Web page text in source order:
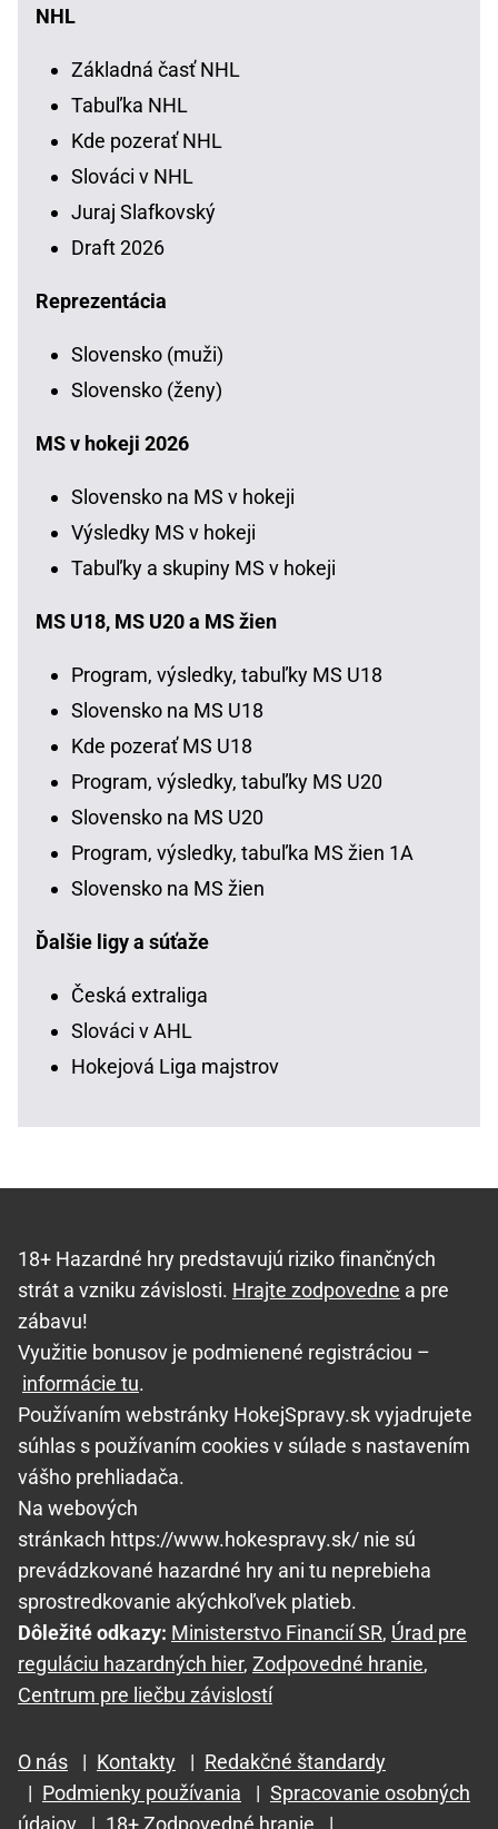
NHL
Základná časť NHL
Tabuľka NHL
Kde pozerať NHL
Slováci v NHL
Juraj Slafkovský
Draft 2026
Reprezentácia
Slovensko (muži)
Slovensko (ženy)
MS v hokeji 2026
Slovensko na MS v hokeji
Výsledky MS v hokeji
Tabuľky a skupiny MS v hokeji
MS U18, MS U20 a MS žien
Program, výsledky, tabuľky MS U18
Slovensko na MS U18
Kde pozerať MS U18
Program, výsledky, tabuľky MS U20
Slovensko na MS U20
Program, výsledky, tabuľka MS žien 1A
Slovensko na MS žien
Ďalšie ligy a súťaže
Česká extraliga
Slováci v AHL
Hokejová Liga majstrov
18+ Hazardné hry predstavujú riziko finančných
strát a vzniku závislosti. Hrajte zodpovedne a pre
zábavu!
Využitie bonusov je podmienené registráciou –
informácie tu.
Používaním webstránky HokejSpravy.sk vyjadrujete
súhlas s používaním cookies v súlade s nastavením
vášho prehliadača.
Na webových
stránkach https://www.hokespravy.sk/ nie sú
prevádzkované hazardné hry ani tu neprebieha
sprostredkovanie akýchkoľvek platieb.
Dôležité odkazy: Ministerstvo Financií SR, Úrad pre
reguláciu hazardných hier, Zodpovedné hranie,
Centrum pre liečbu závislostí
O nás | Kontakty | Redakčné štandardy
| Podmienky používania | Spracovanie osobných
údajov
| 18+ Zodpovedné hranie |